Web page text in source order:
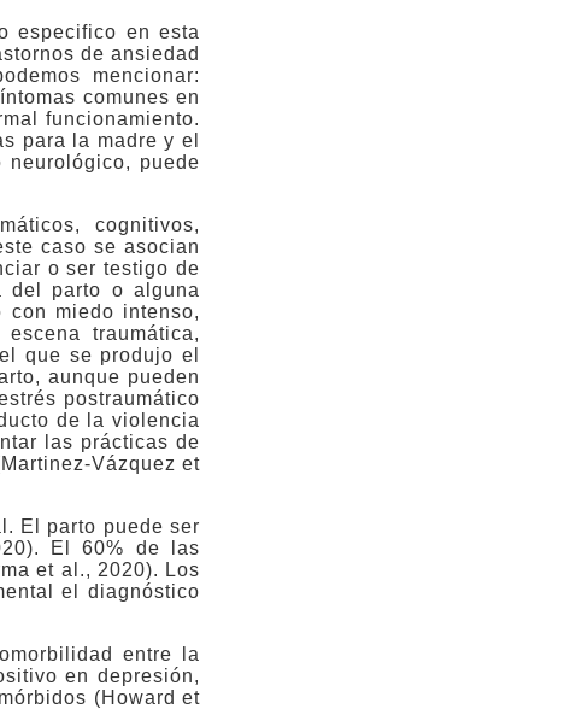
especifico en esta
de ansiedad
mencionar:
comunes en
funcionamiento.
para la madre y el
puede
cognitivos,
caso se asocian
o ser testigo de
del parto o alguna
miedo intenso,
traumática,
que se produjo el
aunque pueden
postraumático
de la violencia
las prácticas de
Vázquez et
El parto puede ser
El 60% de las
et al., 2020). Los
el diagnóstico
entre la
en depresión,
(Howard et